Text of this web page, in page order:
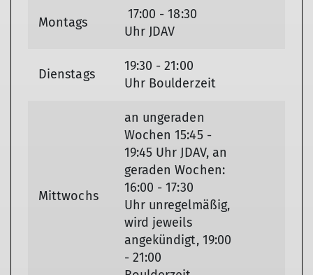
Montags
17:00 - 18:30
Uhr JDAV
Dienstags
19:30 - 21:00
Uhr Boulderzeit
Mittwochs
an ungeraden
Wochen 15:45 -
19:45 Uhr JDAV, an
geraden Wochen:
16:00 - 17:30
Uhr unregelmäßig,
wird jeweils
angekündigt, 19:00
- 21:00